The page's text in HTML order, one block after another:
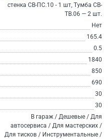
стенка СВ-ПС.10 - 1 шт, Тумба СВ-
ТВ.06 — 2 шт.
Нет
165.4
0.5
1840
850
690
30
30
В гараж / Дешевые / Для
автосервиса / Для мастерских /
Для тисков / Инструментальные /